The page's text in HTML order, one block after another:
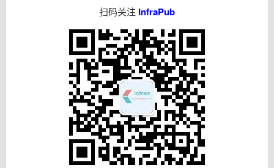
扫码关注 InfraPub